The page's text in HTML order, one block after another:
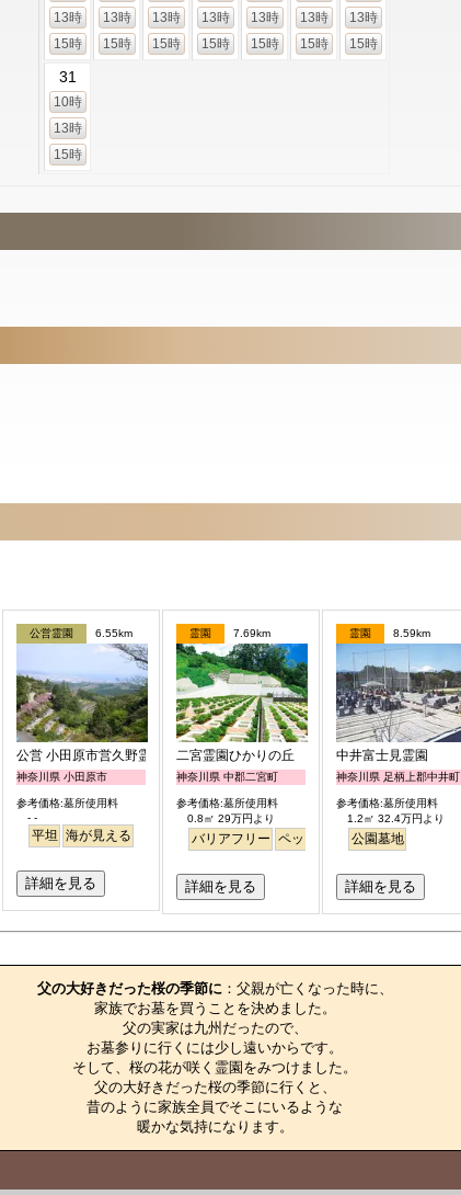
13時
15時
13時
15時
13時
15時
13時
15時
13時
15時
13時
15時
13時
15時
31
10時
13時
15時
ン バリアフリー 平坦 富士山 駅から徒歩 明るい
公営霊園 6.55km
公営 小田原市営久野霊園
神奈川県 小田原市
参考価格:墓所使用料
- -
平坦 海が見える
詳細を見る
霊園 7.69km
二宮霊園ひかりの丘
神奈川県 中郡二宮町
参考価格:墓所使用料
0.8㎡ 29万円より
バリアフリー ペット
詳細を見る
霊園 8.59km
中井富士見霊園
神奈川県 足柄上郡中井町
参考価格:墓所使用料
1.2㎡ 32.4万円より
公園墓地
詳細を見る
父の大好きだった桜の季節に ：父親が亡くなった時に、
家族でお墓を買うことを決めました。
父の実家は九州だったので、
お墓参りに行くには少し遠いからです。
そして、桜の花が咲く霊園をみつけました。
父の大好きだった桜の季節に行くと、
昔のように家族全員でそこにいるような
暖かな気持になります。